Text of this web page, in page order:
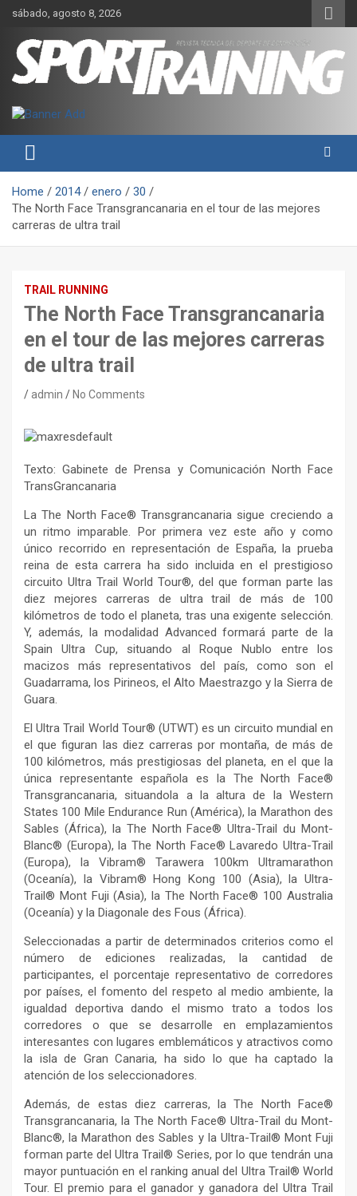
Skip
content
sábado, agosto 8, 2026
Revista técnica del deporte
Sport Training
rendimiento, nutrición y entrenamiento.
Home 2014 enero
30
The North Face Transgrancanaria en el tour de las mejores
carreras de ultra trail
TRAIL RUNNING
The North Face Transgrancanaria
en el tour de las mejores carreras
de ultra trail
admin No Comments
Texto: Gabinete de Prensa y Comunicación North Face
TransGrancanaria
La The North Face® Transgrancanaria sigue creciendo a
un ritmo imparable. Por primera vez este año y como
único recorrido en representación de España, la prueba
reina de esta carrera ha sido incluida en el prestigioso
circuito Ultra Trail World Tour®, del que forman parte las
diez mejores carreras de ultra trail de más de 100
kilómetros de todo el planeta, tras una exigente selección.
Y, además, la modalidad Advanced formará parte de la
Spain Ultra Cup, situando al Roque Nublo entre los
macizos más representativos del país, como son el
Guadarrama, los Pirineos, el Alto Maestrazgo y la Sierra de
Guara.
El Ultra Trail World Tour® (UTWT) es un circuito mundial en
el que figuran las diez carreras por montaña, de más de
100 kilómetros, más prestigiosas del planeta, en el que la
única representante española es la The North Face®
Transgrancanaria, situandola a la altura de la Western
States 100 Mile Endurance Run (América), la Marathon des
Sables (África), la The North Face® Ultra-Trail du Mont-
Blanc® (Europa), la The North Face® Lavaredo Ultra-Trail
(Europa), la Vibram® Tarawera 100km Ultramarathon
(Oceanía), la Vibram® Hong Kong 100 (Asia), la Ultra-
Trail® Mont Fuji (Asia), la The North Face® 100 Australia
(Oceanía) y la Diagonale des Fous (África).
Seleccionadas a partir de determinados criterios como el
número de ediciones realizadas, la cantidad de
participantes, el porcentaje representativo de corredores
por países, el fomento del respeto al medio ambiente, la
igualdad deportiva dando el mismo trato a todos los
corredores o que se desarrolle en emplazamientos
interesantes con lugares emblemáticos y atractivos como
la isla de Gran Canaria, ha sido lo que ha captado la
atención de los seleccionadores.
Además, de estas diez carreras, la The North Face®
Transgrancanaria, la The North Face® Ultra-Trail du Mont-
Blanc®, la Marathon des Sables y la Ultra-Trail® Mont Fuji
forman parte del Ultra Trail® Series, por lo que tendrán una
mayor puntuación en el ranking anual del Ultra Trail® World
Tour. El premio para el ganador y ganadora del Ultra Trail